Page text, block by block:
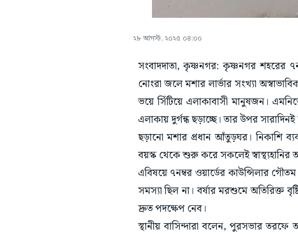
২৮ আগস্ট, ২০২৫ ০৪:০০
সংবাদদাতা, কৃষ্ণনগর: কৃষ্ণনগর শহরের
নোংরা জলে মশার লার্ভার সংখ্যা
ভয়ে সিঁটিয়ে এলাকাবাসী মানুষজন।
এলাকায় দুর্গন্ধ ছড়াচ্ছে। তার উপর
ছড়ানো মশার প্রধান আঁতুড়ঘর। নিকাশি
বয়স্ক থেকে শুরু করে সকলেই স্বাস্থ্যহানির
এবিষয়ে ৭নম্বর ওয়ার্ডের কাউন্সিলার
সমস্যা ছিল না। বর্ষার মরশুমে অতিরিক্ত
দ্রুত পদক্ষেপ নেব।
স্থানীয় বাসিন্দারা বলেন, পুরসভার